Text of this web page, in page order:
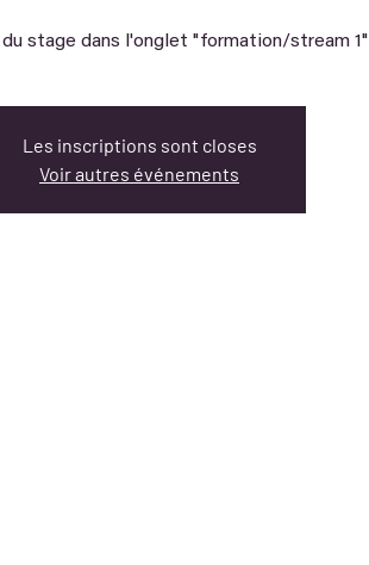
stage dans l'onglet "formation/stream 1"
Les inscriptions sont closes
Voir autres événements